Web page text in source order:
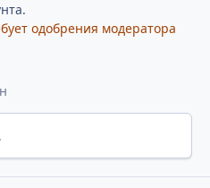
одобрения модератора